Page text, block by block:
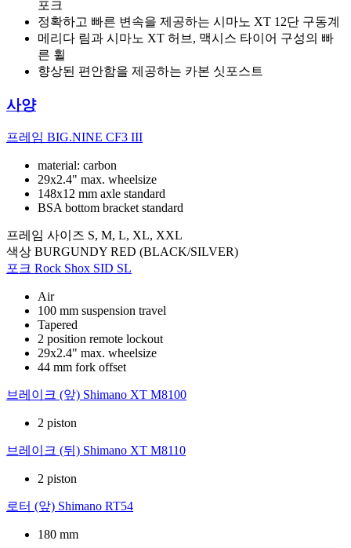
포크
정확하고 빠른 변속을 제공하는 시마노 XT 12단 구동계
메리다 림과 시마노 XT 허브, 맥시스 타이어 구성의 빠
른 휠
향상된 편안함을 제공하는 카본 싯포스트
사양
프레임 BIG.NINE CF3 III
material: carbon
29x2.4" max. wheelsize
148x12 mm axle standard
BSA bottom bracket standard
프레임 사이즈 S, M, L, XL, XXL
색상 BURGUNDY RED (BLACK/SILVER)
포크 Rock Shox SID SL
Air
100 mm suspension travel
Tapered
2 position remote lockout
29x2.4" max. wheelsize
44 mm fork offset
브레이크 (앞) Shimano XT M8100
2 piston
브레이크 (뒤) Shimano XT M8110
2 piston
로터 (앞) Shimano RT54
180 mm